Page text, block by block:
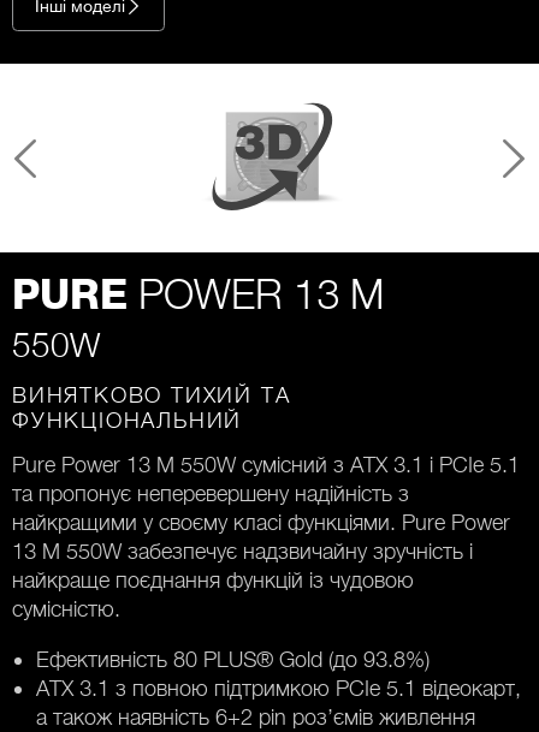
Інші моделі
PURE POWER 13 M
550W
ВИНЯТКОВО ТИХИЙ ТА
ФУНКЦІОНАЛЬНИЙ
Pure Power 13 M 550W сумісний з ATX 3.1 і PCIe 5.1
та пропонує неперевершену надійність з
найкращими у своєму класі функціями. Pure Power
13 M 550W забезпечує надзвичайну зручність і
найкраще поєднання функцій із чудовою
сумісністю.
Ефективність 80 PLUS® Gold (до 93.8%)
ATX 3.1 з повною підтримкою PCIe 5.1 відеокарт,
а також наявність 6+2 pin роз’ємів живлення